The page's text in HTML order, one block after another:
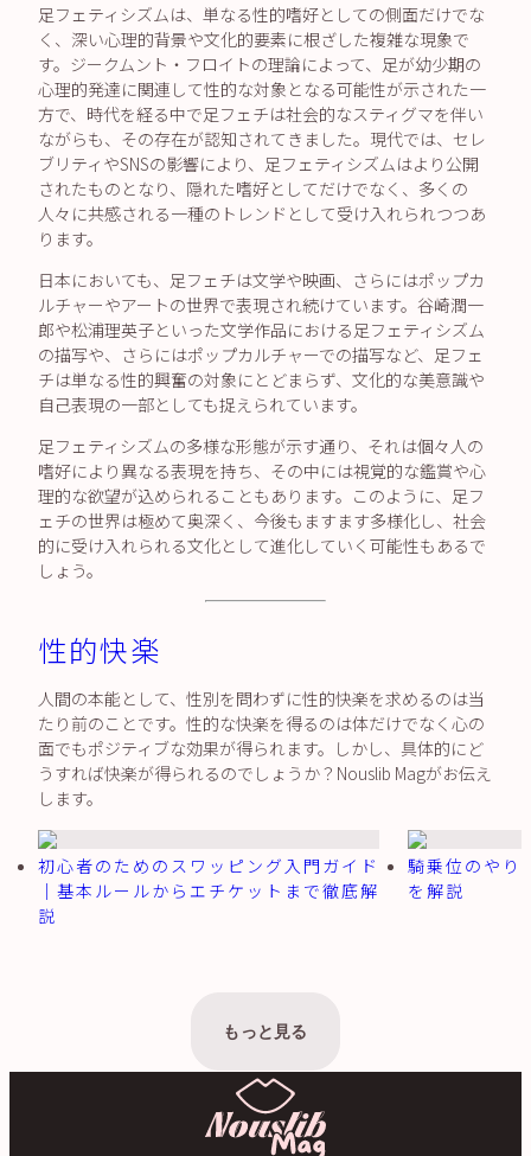
足フェティシズムは、単なる性的嗜好としての側面だけでな
く、深い心理的背景や文化的要素に根ざした複雑な現象で
す。ジークムント・フロイトの理論によって、足が幼少期の
心理的発達に関連して性的な対象となる可能性が示された一
方で、時代を経る中で足フェチは社会的なスティグマを伴い
ながらも、その存在が認知されてきました。現代では、セレ
ブリティやSNSの影響により、足フェティシズムはより公開
されたものとなり、隠れた嗜好としてだけでなく、多くの
人々に共感される一種のトレンドとして受け入れられつつあ
ります。
日本においても、足フェチは文学や映画、さらにはポップカ
ルチャーやアートの世界で表現され続けています。谷崎潤一
郎や松浦理英子といった文学作品における足フェティシズム
の描写や、さらにはポップカルチャーでの描写など、足フェ
チは単なる性的興奮の対象にとどまらず、文化的な美意識や
自己表現の一部としても捉えられています。
足フェティシズムの多様な形態が示す通り、それは個々人の
嗜好により異なる表現を持ち、その中には視覚的な鑑賞や心
理的な欲望が込められることもあります。このように、足フ
ェチの世界は極めて奥深く、今後もますます多様化し、社会
的に受け入れられる文化として進化していく可能性もあるで
しょう。
性的快楽
人間の本能として、性別を問わずに性的快楽を求めるのは当
たり前のことです。性的な快楽を得るのは体だけでなく心の
面でもポジティブな効果が得られます。しかし、具体的にど
うすれば快楽が得られるのでしょうか？Nouslib Magがお伝え
します。
初心者のためのスワッピング入門ガイド
｜基本ルールからエチケットまで徹底解
説
騎乗位のやり
を解説
もっと見る